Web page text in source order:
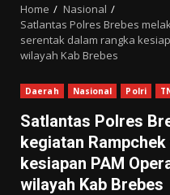
Home
Nasional
Satlantas Polres Brebes
serentak dalam rangka
wilayah Kab Brebes
Daerah Nasional Polri
Satlantas Polres
kegiatan
kesiapan PAM
wilayah Kab Brebes